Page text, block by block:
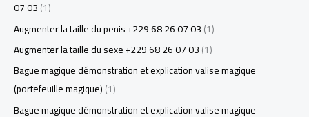
07 03(1)
Augmenter la taille du penis +229 68 26 07 03(1)
Augmenter la taille du sexe +229 68 26 07 03(1)
Bague magique démonstration et explication valise magique
(portefeuille magique)(1)
Bague magique démonstration et explication valise magique